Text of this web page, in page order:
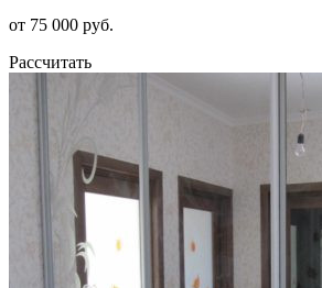
от 75 000 руб.
Рассчитать